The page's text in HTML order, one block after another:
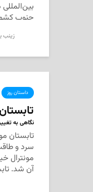
جنوب
زینب
داستان روز
نگاهی به
تابستان
سرد و
مونترال
آن شد.